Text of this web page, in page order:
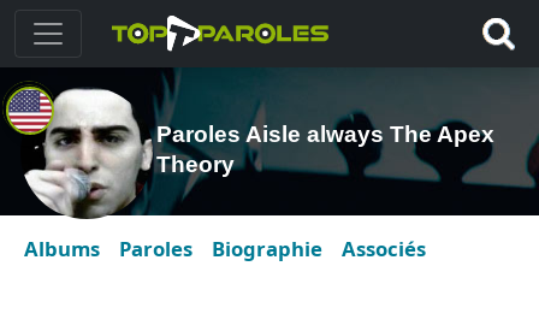
Paroles Aisle always The Apex
Theory
Albums Paroles Biographie Associés